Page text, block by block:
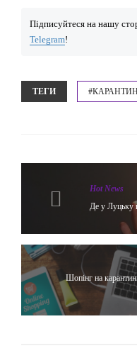
Підписуйтеся на нашу
Telegram!
ТЕГИ
Hot News
Де у Луцьку
Шопінг на